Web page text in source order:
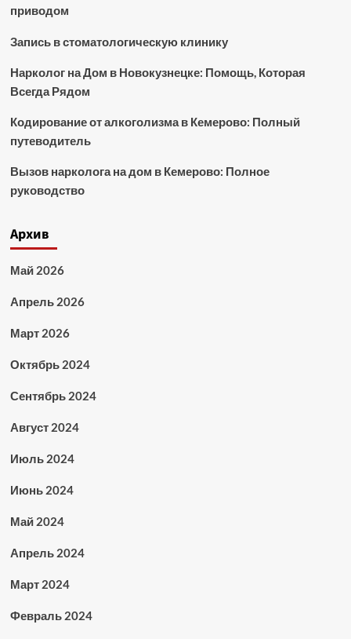
приводом
Запись в стоматологическую клинику
Нарколог на Дом в Новокузнецке: Помощь, Которая
Всегда Рядом
Кодирование от алкоголизма в Кемерово: Полный
путеводитель
Вызов нарколога на дом в Кемерово: Полное
руководство
Архив
Май 2026
Апрель 2026
Март 2026
Октябрь 2024
Сентябрь 2024
Август 2024
Июль 2024
Июнь 2024
Май 2024
Апрель 2024
Март 2024
Февраль 2024